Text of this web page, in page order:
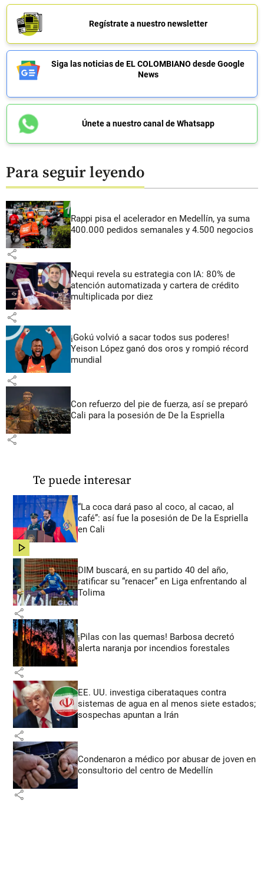
Regístrate a nuestro newsletter
Siga las noticias de EL COLOMBIANO desde Google
News
Únete a nuestro canal de Whatsapp
Para seguir leyendo
Rappi pisa el acelerador en Medellín, ya suma
400.000 pedidos semanales y 4.500 negocios
share
Nequi revela su estrategia con IA: 80% de
atención automatizada y cartera de crédito
multiplicada por diez
share
¡Gokú volvió a sacar todos sus poderes!
Yeison López ganó dos oros y rompió récord
mundial
share
Con refuerzo del pie de fuerza, así se preparó
Cali para la posesión de De la Espriella
share
Te puede interesar
“La coca dará paso al coco, al cacao, al
café”: así fue la posesión de De la Espriella
en Cali
share
DIM buscará, en su partido 40 del año,
ratificar su “renacer” en Liga enfrentando al
Tolima
share
¡Pilas con las quemas! Barbosa decretó
alerta naranja por incendios forestales
share
EE. UU. investiga ciberataques contra
sistemas de agua en al menos siete estados;
sospechas apuntan a Irán
share
Condenaron a médico por abusar de joven en
consultorio del centro de Medellín
share